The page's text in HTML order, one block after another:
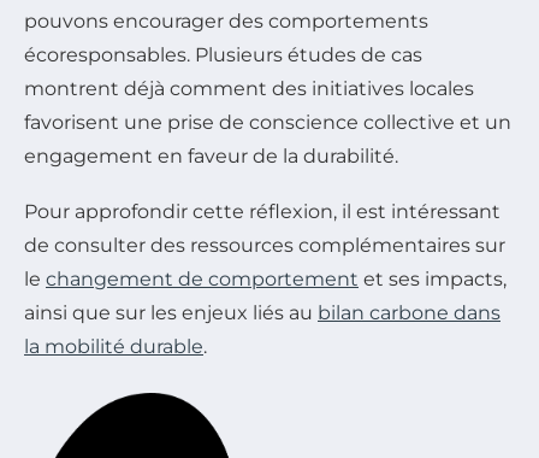
pouvons encourager des comportements
écoresponsables. Plusieurs études de cas
montrent déjà comment des initiatives locales
favorisent une prise de conscience collective et un
engagement en faveur de la durabilité.
Pour approfondir cette réflexion, il est intéressant
de consulter des ressources complémentaires sur
le changement de comportement et ses impacts,
ainsi que sur les enjeux liés au bilan carbone dans
la mobilité durable.